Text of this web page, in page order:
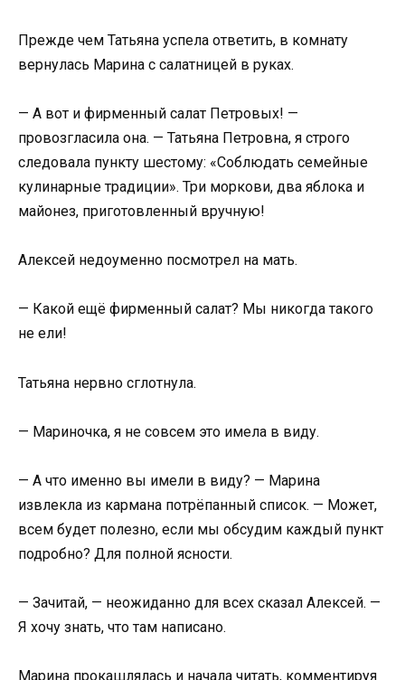
Прежде чем Татьяна успела ответить, в комнату
вернулась Марина с салатницей в руках.
— А вот и фирменный салат Петровых! —
провозгласила она. — Татьяна Петровна, я строго
следовала пункту шестому: «Соблюдать семейные
кулинарные традиции». Три моркови, два яблока и
майонез, приготовленный вручную!
Алексей недоуменно посмотрел на мать.
— Какой ещё фирменный салат? Мы никогда такого
не ели!
Татьяна нервно сглотнула.
— Мариночка, я не совсем это имела в виду.
— А что именно вы имели в виду? — Марина
извлекла из кармана потрёпанный список. — Может,
всем будет полезно, если мы обсудим каждый пункт
подробно? Для полной ясности.
— Зачитай, — неожиданно для всех сказал Алексей. —
Я хочу знать, что там написано.
Марина прокашлялась и начала читать, комментируя